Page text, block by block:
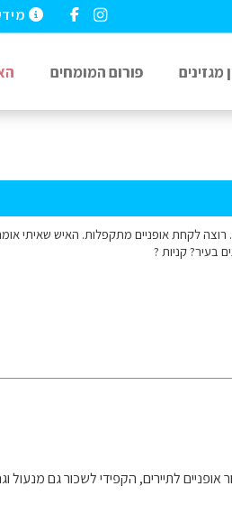
מגזינים פורום המומחים
ב29/8/13 ל4 ימים . רוצה לקחת אופניים
בעיר? קניות ?
לתיירים, הקפידי לשכור גם מנעול